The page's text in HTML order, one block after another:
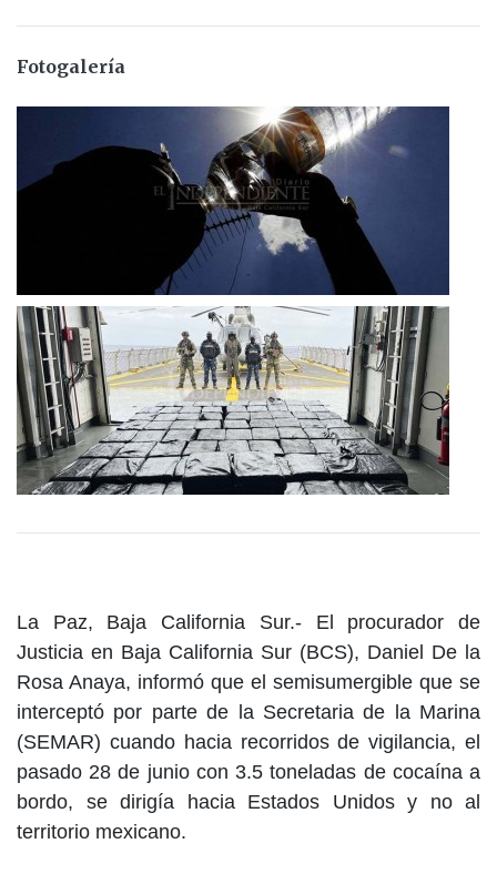
Fotogalería
La Paz, Baja California Sur.- El procurador de
Justicia en Baja California Sur (BCS), Daniel De la
Rosa Anaya, informó que el semisumergible que se
interceptó por parte de la Secretaria de la Marina
(SEMAR) cuando hacia recorridos de vigilancia, el
pasado 28 de junio con 3.5 toneladas de cocaína a
bordo, se dirigía hacia Estados Unidos y no al
territorio mexicano.